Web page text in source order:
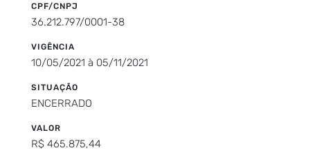
CPF/CNPJ
36.212.797/0001-38
VIGÊNCIA
10/05/2021 à 05/11/2021
SITUAÇÃO
ENCERRADO
VALOR
R$ 465.875,44